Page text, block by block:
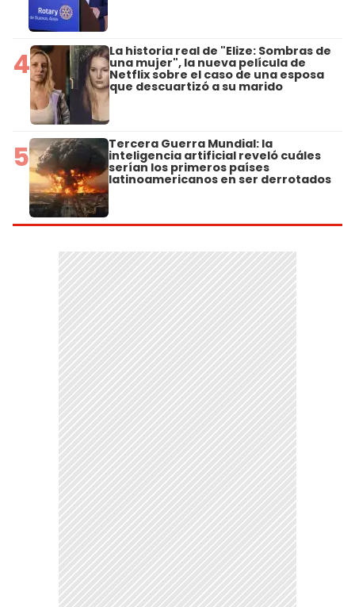
4 La historia real de "Elize: Sombras de
una mujer", la nueva película de
Netflix sobre el caso de una esposa
que descuartizó a su marido
5 Tercera Guerra Mundial: la
inteligencia artificial reveló cuáles
serían los primeros países
latinoamericanos en ser derrotados